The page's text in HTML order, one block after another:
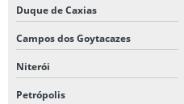
Duque de Caxias
Campos dos Goytacazes
Niterói
Petrópolis